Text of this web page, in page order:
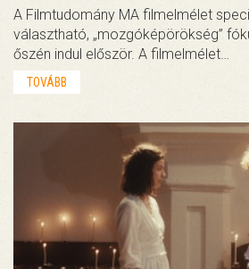
A Filmtudomány MA filmelmélet
választható, „mozgóképörökség”
őszén indul először. A filmelmélet…
TOVÁBB